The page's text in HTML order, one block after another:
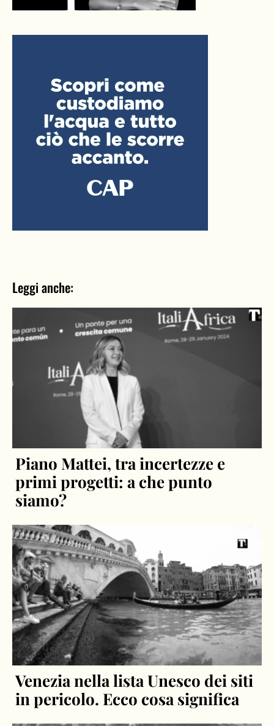
Leggi anche:
Piano Mattei, tra incertezze e
primi progetti: a che punto
siamo?
Venezia nella lista Unesco dei siti
in pericolo. Ecco cosa significa